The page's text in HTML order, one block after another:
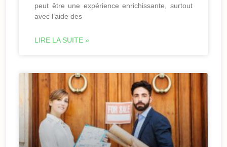
peut être une expérience enrichissante, surtout
avec l’aide des
LIRE LA SUITE »